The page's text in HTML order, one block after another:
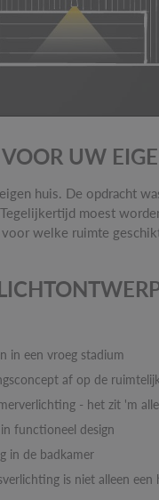
UW
huis. De opdracht
moest
welke ruimte
in een vroeg stadium
af op de
- het zit 'm
functioneel design
in de badkamer
is niet alleen